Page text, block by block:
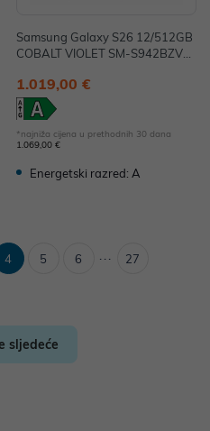
Samsung Galaxy S26 12/512GB
COBALT VIOLET SM-S942BZVH
1.019,00 €
*najniža cijena u prethodnih 30 dana
1.069,00 €
Energetski razred: A
4 5 6 ... 27
sljedeće